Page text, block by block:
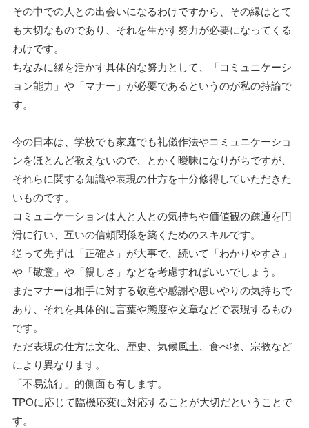
その中での人との出会いになるわけですから、その縁はとて
も大切なものであり、それを生かす努力が必要になってくる
わけです。
ちなみに縁を活かす具体的な努力として、「コミュニケーシ
ョン能力」や「マナー」が必要であるというのが私の持論で
す。
今の日本は、学校でも家庭でも礼儀作法やコミュニケーショ
ンをほとんど教えないので、とかく曖昧になりがちですが、
それらに関する知識や表現の仕方を十分修得していただきた
いものです。
コミュニケーションは人と人との気持ちや価値観の疎通を円
滑に行い、互いの信頼関係を築くためのスキルです。
従って先ずは「正確さ」が大事で、続いて「わかりやすさ」
や「敬意」や「親しさ」などを考慮すればいいでしょう。
またマナーは相手に対する敬意や感謝や思いやりの気持ちで
あり、それを具体的に言葉や態度や文章などで表現するもの
です。
ただ表現の仕方は文化、歴史、気候風土、食べ物、宗教など
により異なります。
「不易流行」的側面も有します。
TPOに応じて臨機応変に対応することが大切だということで
す。